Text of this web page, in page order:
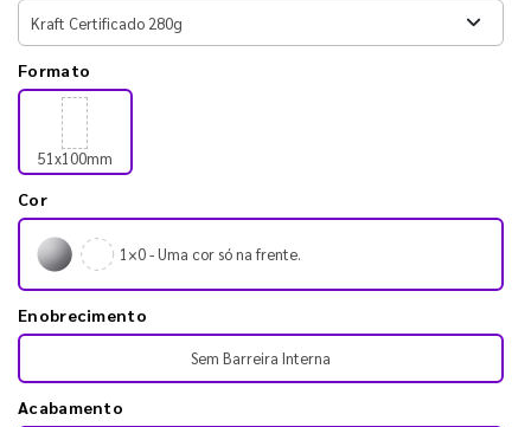
Formato
51x100mm
Cor
1×0 - Uma cor só na frente.
Enobrecimento
Sem Barreira Interna
Acabamento